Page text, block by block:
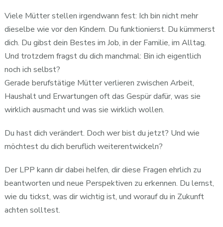
Viele Mütter stellen irgendwann fest: Ich bin nicht mehr
dieselbe wie vor den Kindern. Du funktionierst. Du kümmerst
dich. Du gibst dein Bestes im Job, in der Familie, im Alltag.
Und trotzdem fragst du dich manchmal: Bin ich eigentlich
noch ich selbst?
Gerade berufstätige Mütter verlieren zwischen Arbeit,
Haushalt und Erwartungen oft das Gespür dafür, was sie
wirklich ausmacht und was sie wirklich wollen.
Du hast dich verändert. Doch wer bist du jetzt? Und wie
möchtest du dich beruflich weiterentwickeln?
Der LPP kann dir dabei helfen, dir diese Fragen ehrlich zu
beantworten und neue Perspektiven zu erkennen. Du lernst,
wie du tickst, was dir wichtig ist, und worauf du in Zukunft
achten solltest.